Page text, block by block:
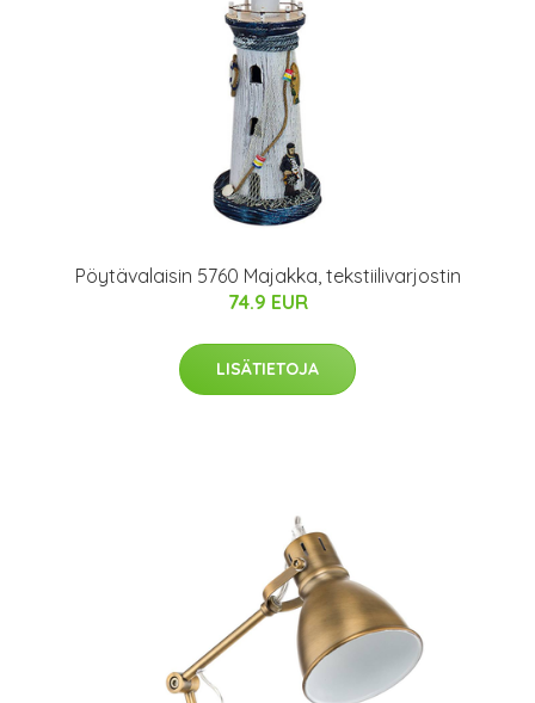
Pöytävalaisin 5760 Majakka, tekstiilivarjostin
74.9 EUR
LISÄTIETOJA